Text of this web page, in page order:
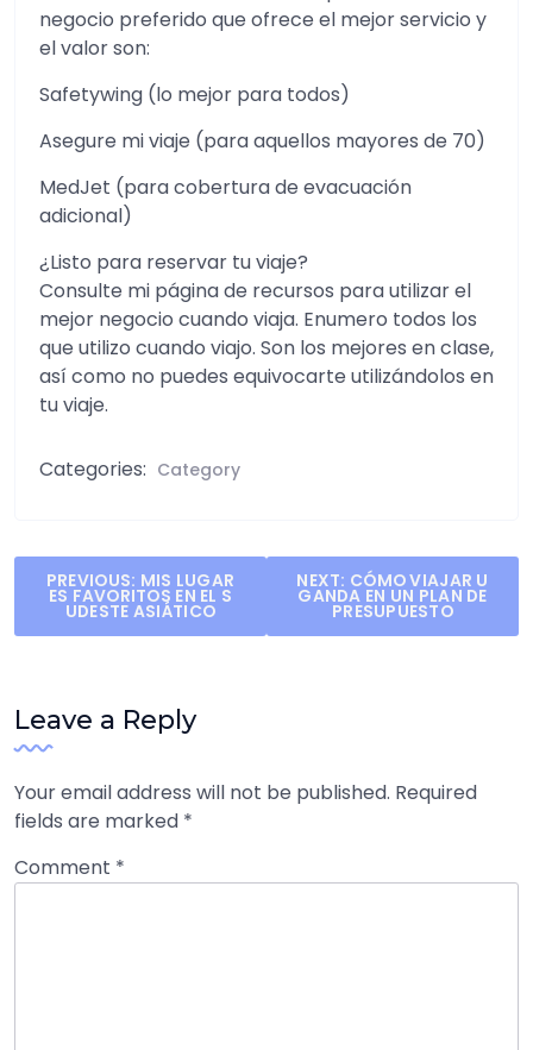
negocio preferido que ofrece el mejor servicio y
el valor son:
Safetywing (lo mejor para todos)
Asegure mi viaje (para aquellos mayores de 70)
MedJet (para cobertura de evacuación
adicional)
¿Listo para reservar tu viaje?
Consulte mi página de recursos para utilizar el
mejor negocio cuando viaja. Enumero todos los
que utilizo cuando viajo. Son los mejores en clase,
así como no puedes equivocarte utilizándolos en
tu viaje.
Categories: Category
Post
navigation
PREVIOUS: MIS LUGAR
ES FAVORITOS EN EL S
UDESTE ASIÁTICO
NEXT: CÓMO VIAJAR U
GANDA EN UN PLAN DE
PRESUPUESTO
Leave a Reply
Your email address will not be published. Required
fields are marked *
Comment *